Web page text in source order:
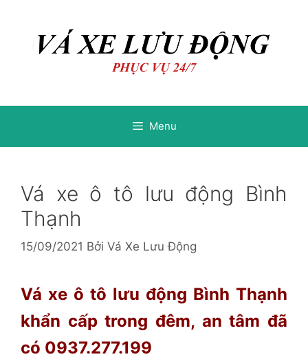
Menu
Vá xe ô tô lưu động Bình
Thạnh
15/09/2021 Bởi Vá Xe Lưu Động
Vá xe ô tô lưu động Bình Thạnh
khẩn cấp trong đêm, an tâm đã
có 0937.277.199